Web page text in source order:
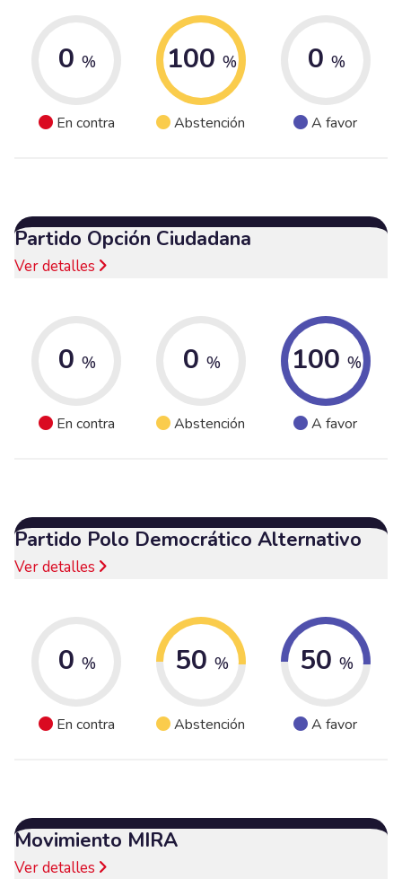
0 %
En contra
100 %
Abstención
0 %
A favor
Partido Opción Ciudadana
Ver detalles
0 %
En contra
0 %
Abstención
100 %
A favor
Partido Polo Democrático Alternativo
Ver detalles
0 %
En contra
50 %
Abstención
50 %
A favor
Movimiento MIRA
Ver detalles